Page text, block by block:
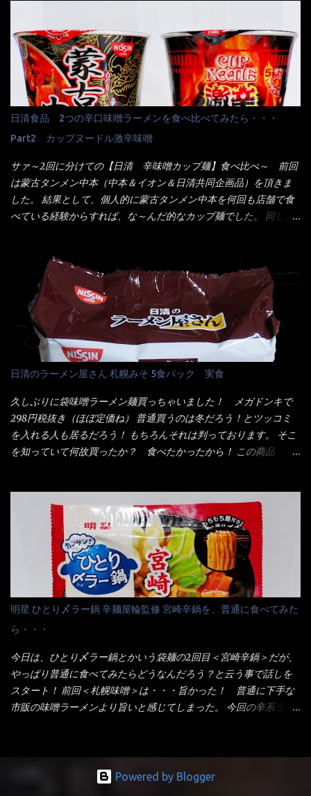
く行きましたねぇ～ だからタイ料理屋さんには、辛味剤・酢・ナ
いた）が料理に必ず付いてきたものです。 でも流石にファミレ
スでは・・・それは無いね！残念だ～ 今回はすかいらーくグルー
プで、タイ料理をどの様に再現して提供しているか？を見るだけ
だなぁ～ 因みにガパオ＝ホーリーバジルなのです。 肉は通常チ
キンが多く豚や牛もあります。 肉は挽肉みたいなミンチではな
く、粗挽きの肉になるんです。 それに現地バンコクでは、卵は固
焼きが本来です。 今回はほぼ全熟の目玉焼きで、これは日本風
オタイなのと比べれば薄め？ やっぱり調味料の【スパイスガール
ズ】が必要だナァ～ 笑 私は、ブリッキーヌの粉末をよく掛け辛
く...
ている訳で何故に敢えて本商品をリリースするの？ 確かに販売価
格は、緑のたぬきの実売は108円位で、ごつ盛り天ぷらそばは98円
でした。 殆ど変わらないじゃないか！？ そこで何が違うか・・・
メーカーHPから情報を得てみた。 ■原材料 比較（相手に含まれ
て居ない物質を赤色） ☆緑のたぬき 油揚げめん(小麦粉(国内製
造)、そば粉、植物油脂、植物性たん白、食塩、とろろ芋、卵白)、
かやく(小えびてんぷら、 かまぼこ )、添付調味料(砂糖、食塩、し
ょうゆ、魚介エキス、たん白加水分解物、香辛料、ねぎ、香味油
脂)／加工でん粉、調味料(アミノ酸等)、炭酸カルシウム、カラメ
ル色素、リン酸塩(Na)、増粘多糖類、レシチン、酸化防止剤(ビタ
ミンE)、クチナシ色素、ベニコウジ色素、香料、ビタミンB2、ビ
タミンB1、香辛料抽出物、 カロチン色素 、(一部にえび・小麦・
油脂、植物性たん白、食塩、とろろ芋、卵白)、かやく(小えびてん
ぷら)、添付調味料(砂糖、食塩、しょうゆ、魚介エキス、たん白加
水分解物、ねぎ、香辛料、 植物油 、香味油脂)／加工でん粉、調味
料(アミノ酸等)、炭酸カルシウム、カラメル色素、リン酸塩
(Na)、増粘多糖類、レシチン、酸化防止剤(ビタミンE)、クチナシ
色素、香料、ベニコウジ色素、ビタミンB2、ビタミンB1、香辛料
抽出物、(一部にえび・小麦・そば・卵・ さば ・大豆・豚肉・やま
いも・ゼラチンを含む) 材料から見れば、緑のたぬきの方が蒲鉾が
さば！？ さばって鯖か？？ サバ読んでないか？？ ■カロリー
比較 緑のたぬき ...
日清食品 2つの辛口味噌ラーメンを食べ比べてみたら・・・
Part2 カップヌードル激辛味噌
サァ～2回に分けての【日清 辛味噌カップ麺】食べ比べ～ 前回
は蒙古タンメン中本（中本＆イオン＆日清共同企画品）を頂きま
した。 結果として、個人的に蒙古タンメン中本を何回も店舗で食
べている経験からすれば、な～んだ的なカップ麺でした。 同じ日
いつきました。 見た目は、炎のシルエットが辛さを醸し出してい
る・・・ でもパッケージに惑わされてはいけない！！ 私はペ
ヤングの【獄激辛焼きそば】を完食した漢だ。 その後の獄激辛カ
レーもな！ 今回、カップヌードル激辛味噌はカップに敢えて辛
さレベルが記載されている。 それはレベル5！ 日清としては最上
位の辛さと云っている訳だ。 昨年モデルも食べてはいるけど、1年
も経つと記憶の彼方に・・・いや歳だから記憶力が、どうのこう
のではない。 記憶に残るだけのインパクトに欠けている商品と
云う事（当時） 開封すると・・・ 小袋なんてありゃしない！ カ
ップヌードルは基本蓋開けて、熱湯を注ぐだけで出来る！それが
デビュー時からの最大のポイント。 だから粉末スープの具も全
部カップの中でカオス状態。 これ特に縦型Bigカップだと、スー
りました～ 熱湯によりカップ内に対流が起こり、表層が泡立っ
ている～ 隣に用意したのが、ホワイトカップ丼型です。 こちら
へ内容物を全て移すのと同時に、スープも満遍なく全体に行き渡
させる。 箸で麺から移動させ、具とスープは最後に移すとこうな
りました。 良い感じではないか！ やはり一部粉末スープが縦型
カップの壁面に残っていたので、ぜーんぶ箸等で落としてホワイ
トカップへ。 まずは麺を見ると、カップヌードルとしては太く平
打ちで縮れてます。 ■蒙古タンメン中本の麺 蒙古タンメンの方
は、やはり太く平打ちですが麺の厚みがあるような・・・ 食感
いのね。 箸で持ち上げた状態は・・・ ■カップヌードル激辛味噌 ■
蒙古タンメン中本カップ どちらも箸で持ち上げた感じは、重
い！ そう湯を吸って伸びたような麺と云っていいかもしれな
い。 多分麺は、厚みとストレートか...
日清のラーメン屋さん 札幌みそ 5食パック 実食
久しぶりに袋味噌ラーメン麺買っちゃいました！ メガドンキで
298円税抜き（ほぼ定価ね） 普通買うのは冬だろう！とツッコミ
を入れる人も居るだろう！ もちろんそれは判っております。 そこ
を知っていて何故買ったか？ 食べたかったから！ この商品
てみないといけないじゃん！（知るのが遅い） リニューアル前の
は食べた事あるのよ！でもここ数年は、カップ麺の方が話題性も
品揃えも上じゃん！ だって話題性の無いのを食べても・・・しょ
うが無いじゃん！ 日本で話題性が無いのに、外国の人には尚更ね
ぇ～ 袋麺と云えば【サッポロ一番】と云われる程だが、10年位前
に革新的な袋麺が出た！ それは『マルちゃん正麺』と云われる商
品！！ 生麺感覚～と大御所俳優の役所広司を起用したCMで一躍
有名になりTOPに・・・その後ライバルとして日清から【ラ王】
がリリース！つまり今回の【日清のラーメン屋さん】は、袋麺と
しては廉価版のポジション・・・ 事実ラ王は、HPでは別扱い！
本品なんか出前一丁などと一緒くたの扱い。 袋麺はスープは粉末
スープが主流でしょう！？だから味は・・・イマイチ（小生感
覚）と云うのが評価です。 正直現在のインスタント麺では、最先
ヨ～ でも熊が＼買ってね！／と泣いているから・・・買いまし
た。 それじゃ～食べましょうか！ トッピングは生憎とモヤシの
明星 ひとり〆ラー鍋 辛麺屋輪監修 宮崎辛鍋を、普通に食べてみた
ら・・・
今日は、ひとり〆ラー鍋とかいう袋麺の2回目＜宮崎辛鍋＞だが、
やっぱり普通に食べてみたらどうなんだろう？と云う事で話しを
スタート！ 前回＜札幌味噌＞は・・・旨かった！ 普通に下手な
市販の味噌ラーメンより旨いと感じてしまった。 今回の辛系ラー
おひとり用鍋の素です。辛麺屋輪をイメージした唐辛子の辛みと
旨みが染み出たスープに鍋によく合う麺が付いて〆まで楽しめま
Powered by Blogger